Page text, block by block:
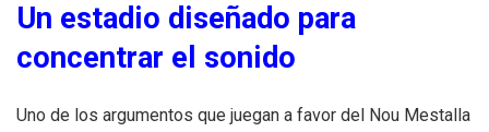
Un estadio diseñado para
concentrar el sonido
Uno de los argumentos que juegan a favor del Nou Mestalla